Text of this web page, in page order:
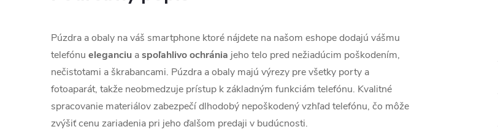
Púzdra a obaly na váš smartphone ktoré nájdete na našom eshope dodajú vášmu
telefónu eleganciu aspoľahlivoochránia jeho telo pred nežiadúcim poškodením,
nečistotami a škrabancami. Púzdra a obaly majú výrezy pre všetky porty a
fotoaparát, takže neobmedzuje prístup k základným funkciám telefónu. Kvalitné
spracovanie materiálov zabezpečí dlhodobý nepoškodený vzhľad telefónu, čo môže
zvýšiť cenu zariadenia pri jeho ďalšom predaji v budúcnosti.